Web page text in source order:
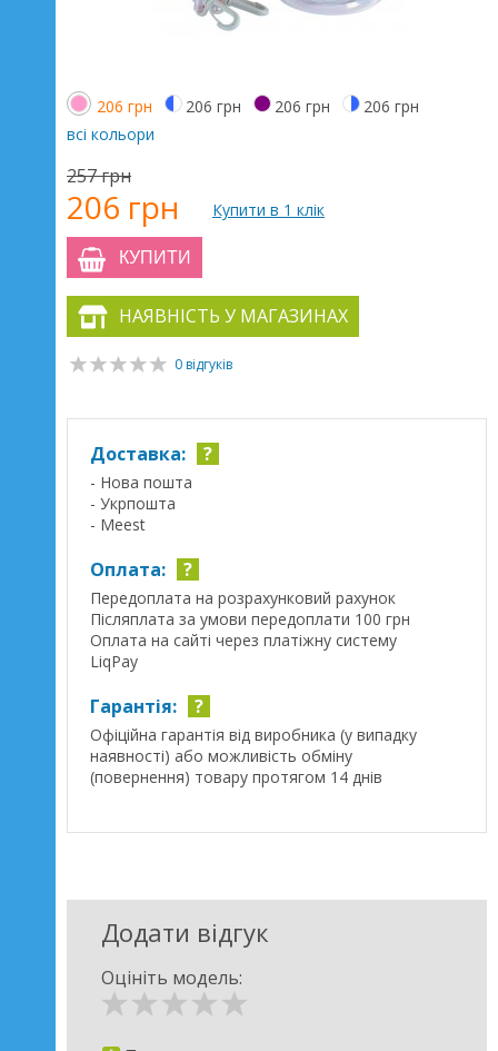
206 грн 206 грн 206 грн
206 грн
всі кольори
257 грн
206 грн Купити в 1 клік
КУПИТИ
НАЯВНІСТЬ У МАГАЗИНАХ
0 відгуків
Доставка: ?
- Нова пошта
- Укрпошта
- Meest
Оплата: ?
Передоплата на розрахунковий рахунок
Післяплата за умови передоплати 100 грн
Оплата на сайті через платіжну систему
LiqPay
Гарантія: ?
Офіційна гарантія від виробника (у випадку
наявності) або можливість обміну
(повернення) товару протягом 14 днів
Додати відгук
Оцініть модель: